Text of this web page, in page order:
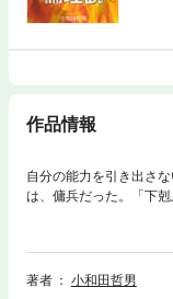
作品情報
自分の能力を引き出さ
は、傭兵だった。「下
ってしまい、「二君に
した、その現場を探し
著者
小和田哲男